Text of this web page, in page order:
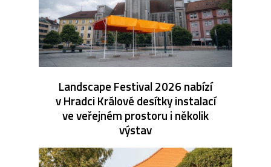
Landscape Festival 2026 nabízí
v Hradci Králové desítky instalací
ve veřejném prostoru i několik
výstav